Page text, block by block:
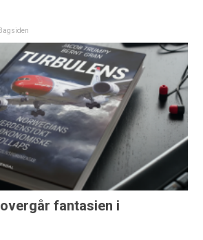
Bagsiden
fantasien i